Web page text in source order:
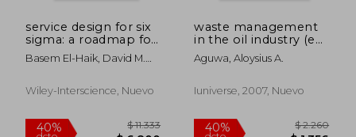
service design for six
sigma: a roadmap for
excellence
Basem El-Haik, David M.
Wiley-Interscience, Nuevo
waste management
in the oil industry (en
Inglés)
Aguwa, Aloysius A.
Iuniverse, 2007, Nuevo